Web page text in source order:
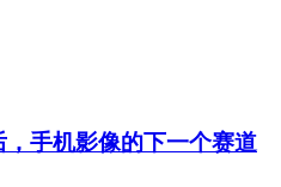
手机影像的下一个赛道